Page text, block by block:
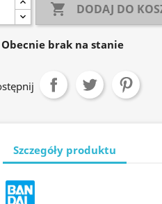
 DODAJ DO
Obecnie brak na stanie
Szczegóły produktu